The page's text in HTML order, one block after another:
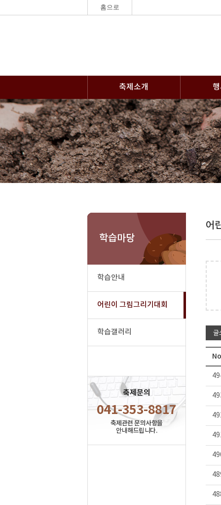
홈으로
축제소개
학습마당
학습안내
어린이 그림그리기대회
학습갤러리
축제문의
041-353-8817
축제관련 문의사항을
안내해드립니다.
어
글